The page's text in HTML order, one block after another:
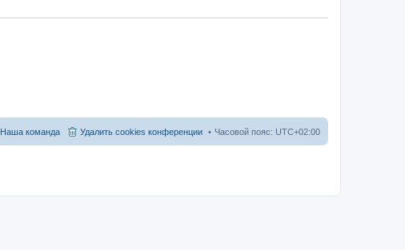
Часовой пояс: UTC+02:00
Удалить cookies конференции
Наша команда